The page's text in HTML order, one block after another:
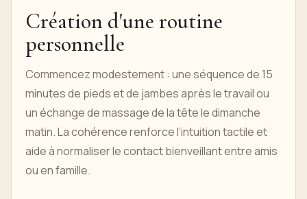
Création d'une routine
personnelle
Commencez modestement : une séquence de 15
minutes de pieds et de jambes après le travail ou
un échange de massage de la tête le dimanche
matin. La cohérence renforce l’intuition tactile et
aide à normaliser le contact bienveillant entre amis
ou en famille.